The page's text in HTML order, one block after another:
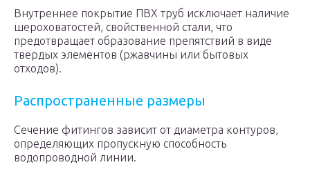
Внутреннее покрытие ПВХ труб исключает наличие
шероховатостей, свойственной стали, что
предотвращает образование препятствий в виде
твердых элементов (ржавчины или бытовых
отходов).
Распространенные размеры
Сечение фитингов зависит от диаметра контуров,
определяющих пропускную способность
водопроводной линии.